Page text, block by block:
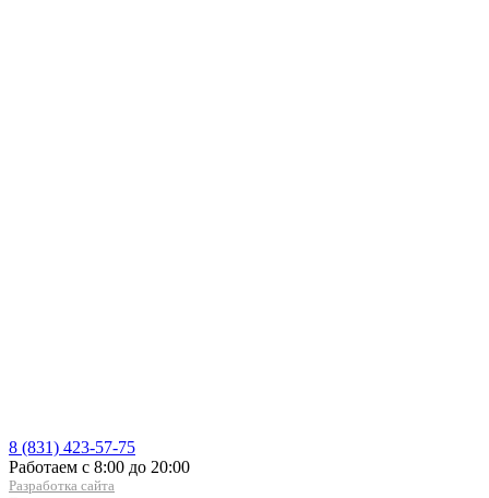
8 (831) 423-57-75
Работаем с 8:00 до 20:00
Разработка сайта